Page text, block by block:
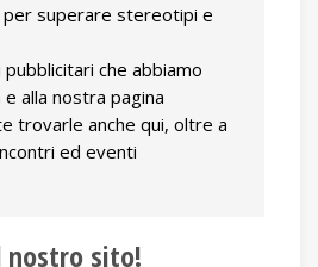
per superare stereotipi e
che abbiamo
alla nostra pagina
trovarle anche qui, oltre a
ed eventi
nostro sito!